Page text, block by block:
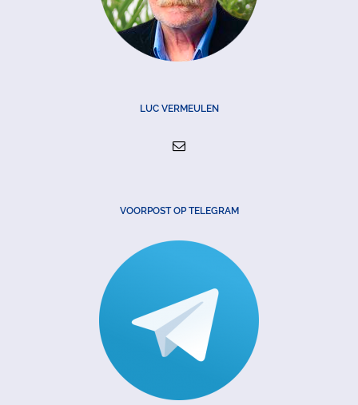
LUC VERMEULEN
VOORPOST OP TELEGRAM